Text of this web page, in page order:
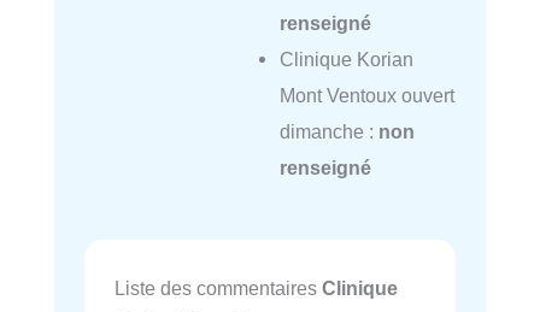
renseigné
Clinique Korian
Mont Ventoux ouvert
dimanche : non
renseigné
Liste des commentaires Clinique